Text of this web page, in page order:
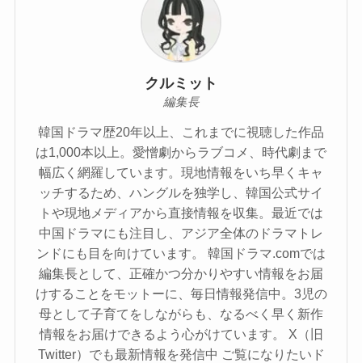
クルミット
編集長
韓国ドラマ歴20年以上、これまでに視聴した作品
は1,000本以上。愛憎劇からラブコメ、時代劇まで
幅広く網羅しています。現地情報をいち早くキャ
ッチするため、ハングルを独学し、韓国公式サイ
トや現地メディアから直接情報を収集。最近では
中国ドラマにも注目し、アジア全体のドラマトレ
ンドにも目を向けています。 韓国ドラマ.comでは
編集長として、正確かつ分かりやすい情報をお届
けすることをモットーに、毎日情報発信中。3児の
母として子育てをしながらも、なるべく早く新作
情報をお届けできるよう心がけています。 X（旧
Twitter）でも最新情報を発信中 ご覧になりたいド